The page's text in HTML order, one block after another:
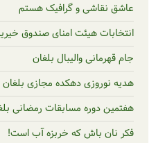
و گرافیک هستم
امنای صندوق خیریه بلغان
والیبال بلغان
دهکده مجازی بلغان
مسابقات رمضانی بلغان
که خربزه آب است!